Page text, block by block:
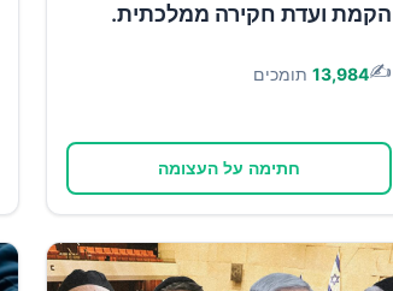
הקמת ועדת חקירה ממלכתית.
✍️
13,984 תומכים
חתימה על העצומה